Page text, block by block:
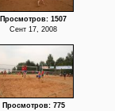
Просмотров: 1507
Сент 17, 2008
Просмотров: 775